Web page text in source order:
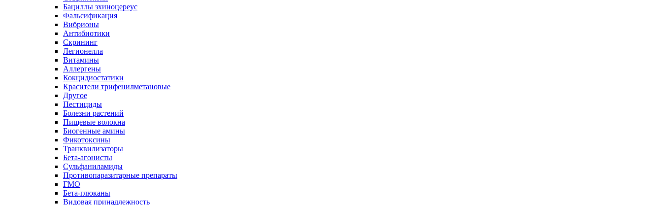
Бациллы эхиноцереус
Фальсификация
Вибрионы
Антибиотики
Скрининг
Легионелла
Витамины
Аллергены
Кокцидиостатики
Красители трифенилметановые
Другое
Пестициды
Болезни растений
Пищевые волокна
Биогенные амины
Фикотоксины
Транквилизаторы
Бета-агонисты
Сульфаниламиды
Противопаразитарные препараты
ГМО
Бета-глюканы
Видовая принадлежность